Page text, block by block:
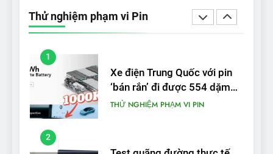
Thử nghiệm phạm vi Pin
bao nhiêu km sau mỗi lần
sạc đầy?
THỬ NGHIỆM PHẠM VI PIN
1
Xe điện Trung Quốc với pin
‘bán rắn’ đi được 554 dặm
trong bài kiểm tra phạm vi
THỬ NGHIỆM PHẠM VI PIN
2